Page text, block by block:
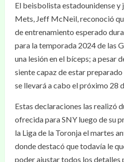
El beisbolista estadounidense
Mets, Jeff McNeil, reconoció
de entrenamiento esperado
para la temporada 2024 de las
una lesión en el bíceps; a pesar
siente capaz de estar
se llevará a cabo el próximo 28
Estas declaraciones las realizó
ofrecida para SNY luego de su
la Liga de la Toronja el martes
donde destacó que todavía le
poder ajustar todos los detalles